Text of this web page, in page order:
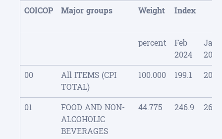
COICOP Major groups Weight Index
percent Feb
2024
Jan
2025
00
All ITEMS (CPI
TOTAL)
100.000 199.1
01
FOOD AND NON-
ALCOHOLIC
BEVERAGES
44.775 246.9